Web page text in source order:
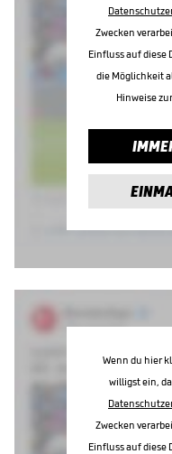
Zwecken
Einfluss auf diese
die Möglichkeit
Hinweise
Wenn du hier
willigst ein,
Zwecken
Einfluss auf diese